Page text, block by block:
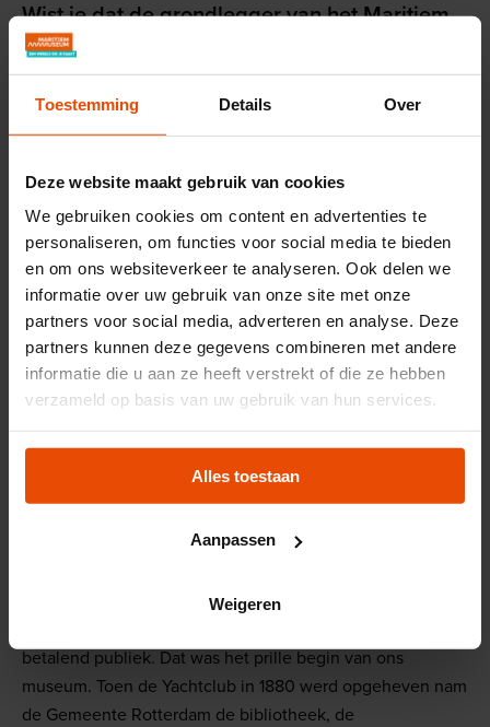
Toestemming Details Over
Deze website maakt gebruik van cookies
We gebruiken cookies om content en advertenties te
personaliseren, om functies voor social media te bieden
en om ons websiteverkeer te analyseren. Ook delen we
informatie over uw gebruik van onze site met onze
partners voor social media, adverteren en analyse. Deze
partners kunnen deze gegevens combineren met andere
informatie die u aan ze heeft verstrekt of die ze hebben
verzameld op basis van uw gebruik van hun services.
Alles toestaan
Aanpassen
Weigeren
Wist je dat de grondlegger van het Maritiem
Museum Rotterdam de achter-achter-oud-
oom van Koning Willem Alexander is?
Prins Hendrik leefde van 1820 tot 1879 en was een groot
werd hij ‘de zeevaarder’ genoemd. Deze prins was de
derde zoon van Koning Willem II en Koningin Anna
Paulowna, groothertogin van Rusland. Koningin
Wilhelmina, de overgrootmoeder van Willem Alexander,
was zijn nichtje.
Naast zijn lange carrière bij de marine werd Prins Hendrik
in 1845 voorzitter voor het leven van de Koninklijke
Nederlandsche Yachtclub in Rotterdam, die op zijn
eigen clubhuis aan de Willemskade, nu het gebouw van
het Museum voor Wereldculturen. De KNYC had een
schilderijen, de zogenoemde Modellenkamer, die gebruikt
Zeevaartschool. Op 15 februari 1874 was deze
betalend publiek. Dat was het prille begin van ons
museum. Toen de Yachtclub in 1880 werd opgeheven nam
de Gemeente Rotterdam de bibliotheek, de